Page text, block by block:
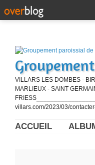
VILLARS LES DOMBES -
MARLIEUX - SAINT
villars.com/2023/03/
ACCUEIL